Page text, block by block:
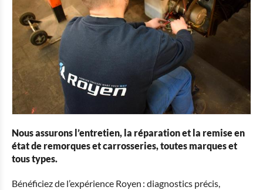
Nous assurons l’entretien, la réparation et la remise en
état de remorques et carrosseries, toutes marques et
tous types.
Bénéficiez de l’expérience Royen : diagnostics précis,